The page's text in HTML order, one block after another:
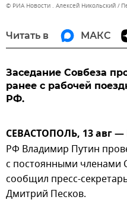
© РИА Новости . Алексей Никольский
Читать в МАКС
Заседание Совбеза
ранее с рабочей
РФ.
СЕВАСТОПОЛЬ, 13 авг
РФ Владимир Путин
с постоянными членами
сообщил пресс-
Дмитрий Песков.